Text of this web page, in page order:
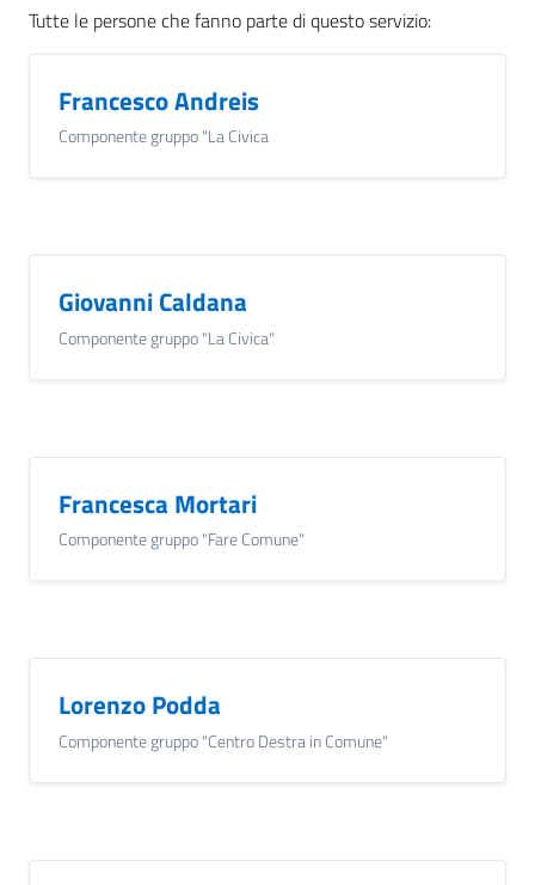
i
s
a
i
Tutti
Seguici
su
Tutte le persone che fanno parte di questo servizio:
Francesco Andreis
Componente gruppo "La Civica
Giovanni Caldana
Componente gruppo "La Civica"
Francesca Mortari
Componente gruppo "Fare Comune"
Lorenzo Podda
Componente gruppo "Centro Destra in Comune"